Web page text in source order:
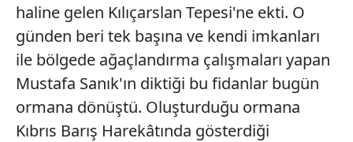
haline gelen Kılıçarslan Tepesi'ne ekti. O
günden beri tek başına ve kendi imkanları
ile bölgede ağaçlandırma çalışmaları yapan
Mustafa Sanık'ın diktiği bu fidanlar bugün
ormana dönüştü. Oluşturduğu ormana
Kıbrıs Barış Harekâtında gösterdiği